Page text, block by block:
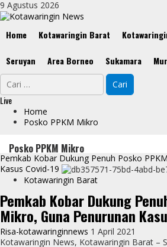
Skip
to
9 Agustus 2026
Menu
Home Kotawaringin Barat
Seruyan Area Borneo Sukamara
Cari
untuk:
Live
Home
Posko PPKM Mikro
Posko PPKM Mikro
Pemkab Kobar Dukung Penuh Posko
Kasus Covid-19
Kotawaringin Barat
Pemkab Kobar Dukung
Mikro, Guna Penurunan
Risa-kotawaringinnews 1 April 2021
Kotawaringin News, Kotawaringin Barat –